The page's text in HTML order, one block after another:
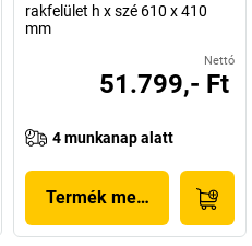
rakfelület h x szé 610 x 410
mm
Nettó
51.799,- Ft
4 munkanap alatt
Termék megjelenítése